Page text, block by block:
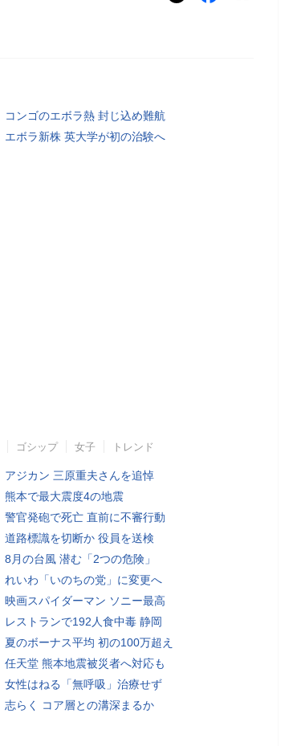
コンゴのエボラ熱 封じ込め難航
エボラ新株 英大学が初の治験へ
ゴシップ 女子 トレンド
アジカン 三原重夫さんを追悼
熊本で最大震度4の地震
警官発砲で死亡 直前に不審行動
道路標識を切断か 役員を送検
8月の台風 潜む「2つの危険」
れいわ「いのちの党」に変更へ
映画スパイダーマン ソニー最高
レストランで192人食中毒 静岡
夏のボーナス平均 初の100万超え
任天堂 熊本地震被災者へ対応も
女性はねる「無呼吸」治療せず
志らく コア層との溝深まるか